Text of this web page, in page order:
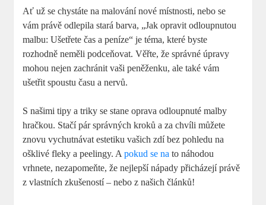
Ať už se chystáte na malování nové místnosti, nebo se
vám právě odlepila stará barva, „Jak opravit odloupnutou
malbu: Ušetřete čas a peníze“ je téma, které byste
rozhodně neměli podceňovat. Věřte, že správné úpravy
mohou nejen zachránit vaši peněženku, ale také vám
ušetřit spoustu času a nervů.
S našimi tipy a triky se stane oprava odloupnuté malby
hračkou. Stačí pár správných kroků a za chvíli můžete
znovu vychutnávat estetiku vašich zdí bez pohledu na
ošklivé fleky a peelingy. Apokud se na to náhodou
vrhnete, nezapomeňte, že nejlepší nápady přicházejí právě
z vlastních zkušeností – nebo z našich článků!